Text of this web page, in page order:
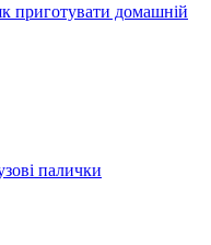
приготувати домашній
палички